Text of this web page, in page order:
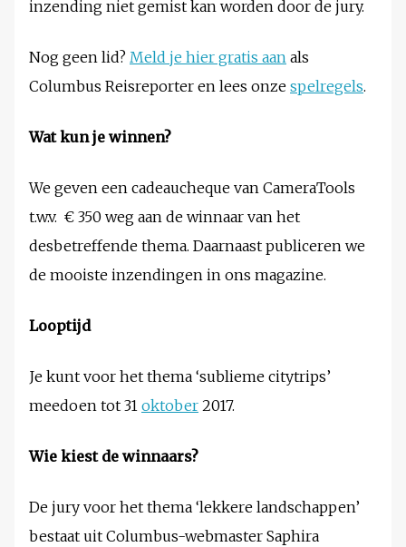
inzending niet gemist kan worden door de jury.
Nog geen lid? Meld je hier gratis aan als
Columbus Reisreporter en lees onze spelregels.
Wat kun je winnen?
We geven een cadeaucheque van CameraTools
t.w.v. € 350 weg aan de winnaar van het
desbetreffende thema. Daarnaast publiceren we
de mooiste inzendingen in ons magazine.
Looptijd
Je kunt voor het thema ‘sublieme citytrips’
meedoen tot 31 oktober 2017.
Wie kiest de winnaars?
De jury voor het thema ‘lekkere landschappen’
bestaat uit Columbus-webmaster Saphira